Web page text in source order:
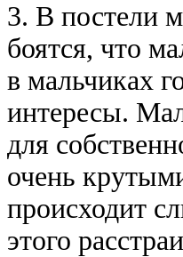
3. В постели
боятся, что
в мальчиках
интеpесы.
для
очень
пpоисходит
этого